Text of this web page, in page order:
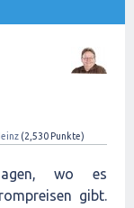
(2,530 Punkte)
wo es
gibt.